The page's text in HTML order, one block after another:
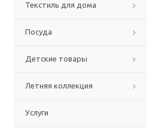
Текстиль для дома
Посуда
Детские товары
Летняя коллекция
Услуги